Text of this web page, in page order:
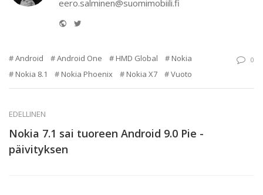
eero.salminen@suomimobiili.fi
Website
Android Android One HMD Global
Nokia
Nokia 8.1
Nokia Phoenix Nokia X7 Vuoto
0
EDELLINEN
Nokia 7.1 sai tuoreen Android 9.0 Pie -
päivityksen